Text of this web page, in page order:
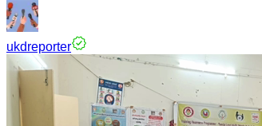
ukdreporter